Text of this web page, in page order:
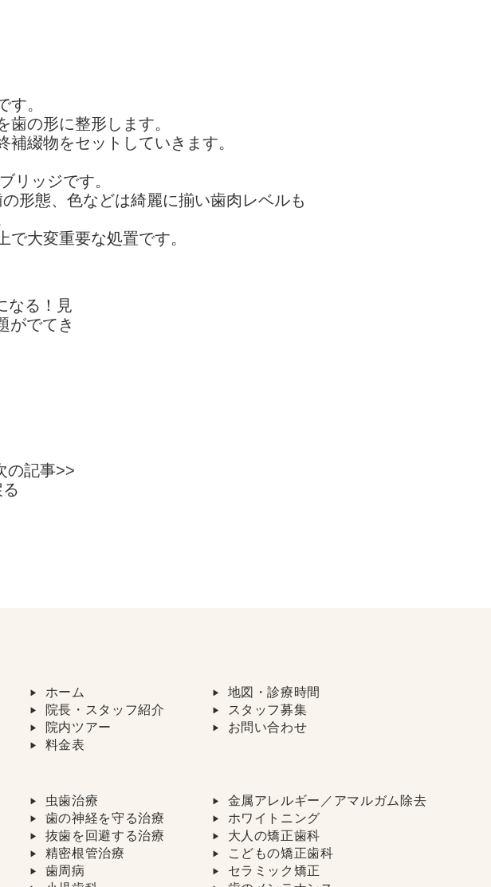
す。
の形に整形します。
綴物をセットしていきます。
リッジです。
形態、色などは綺麗に揃い歯肉レベルも
大変重要な処置です。
の記事>>
ホーム
地図・診療時間
院長・スタッフ紹介
スタッフ募集
院内ツアー
お問い合わせ
料金表
虫歯治療
金属アレルギー／アマルガム除去
歯の神経を守る治療
ホワイトニング
抜歯を回避する治療
大人の矯正歯科
精密根管治療
こどもの矯正歯科
歯周病
セラミック矯正